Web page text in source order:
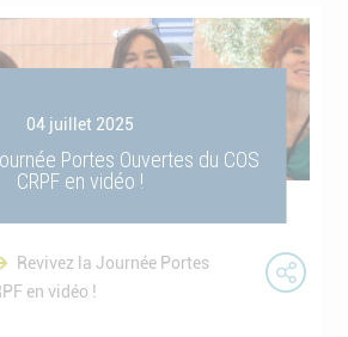
04 juillet 2025
Portes Ouvertes du COS
CRPF en vidéo !
Revivez la Journée Portes
en vidéo !